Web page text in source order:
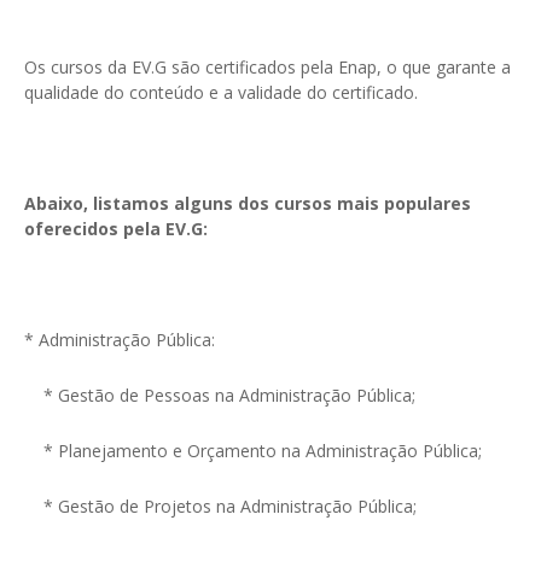
Os cursos da EV.G são certificados pela Enap, o que garante a
qualidade do conteúdo e a validade do certificado.
Abaixo, listamos alguns dos cursos mais populares
oferecidos pela EV.G:
* Administração Pública:
* Gestão de Pessoas na Administração Pública;
* Planejamento e Orçamento na Administração Pública;
* Gestão de Projetos na Administração Pública;